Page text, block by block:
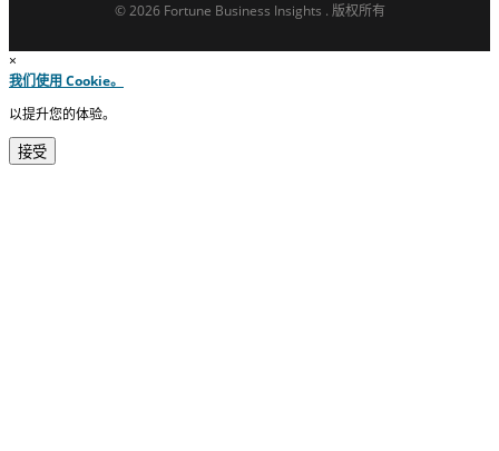
© 2026 Fortune Business Insights . 版权所有
×
我们使用 Cookie。
以提升您的体验。
接受